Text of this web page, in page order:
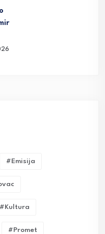
#emisija
#kultura
#promet